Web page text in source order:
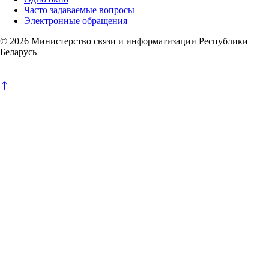
Часто задаваемые вопросы
Электронные обращения
© 2026 Министерство связи и информатизации Республики
Беларусь